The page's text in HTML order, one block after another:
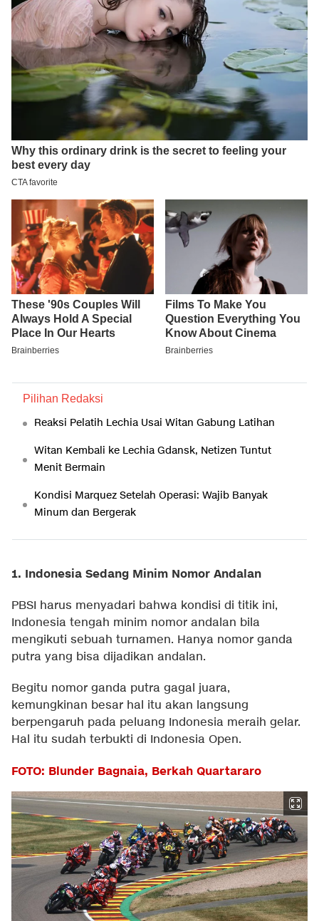
Pilihan Redaksi
Reaksi Pelatih Lechia Usai Witan Gabung Latihan
Witan Kembali ke Lechia Gdansk, Netizen Tuntut
Menit Bermain
Kondisi Marquez Setelah Operasi: Wajib Banyak
Minum dan Bergerak
1. Indonesia Sedang Minim Nomor Andalan
PBSI harus menyadari bahwa kondisi di titik ini,
Indonesia tengah minim nomor andalan bila
mengikuti sebuah turnamen. Hanya nomor ganda
putra yang bisa dijadikan andalan.
Begitu nomor ganda putra gagal juara,
kemungkinan besar hal itu akan langsung
berpengaruh pada peluang Indonesia meraih gelar.
Hal itu sudah terbukti di Indonesia Open.
FOTO: Blunder Bagnaia, Berkah Quartararo